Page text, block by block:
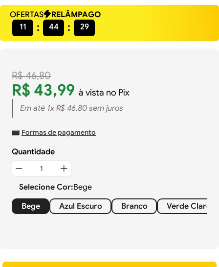
OFERTAS
RELÂMPAGO
11
44 28
R$ 46,80
R$ 43,99 à vista no Pix
Em até 1x R$ 46,80sem juros
Formas de pagamento
Quantidade
Selecione Cor:Bege
Bege
Azul Escuro Branco Verde Claro